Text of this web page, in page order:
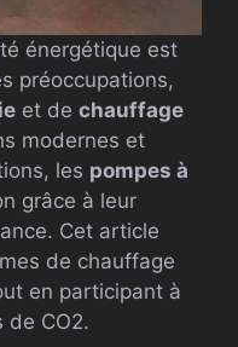
énergétique est
préoccupations,
et de chauffage
modernes et
les pompes à
grâce à leur
Cet article
de chauffage
en participant à
de CO2.